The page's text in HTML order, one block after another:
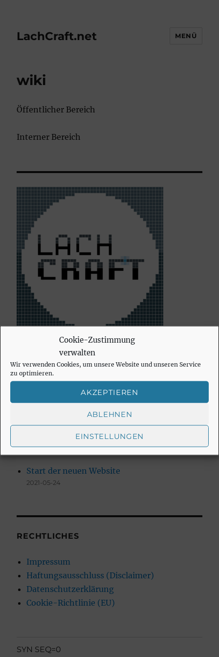
Cookie-Zustimmung
verwalten
Wir verwenden Cookies, um unsere Website und unseren Service
zu optimieren.
AKZEPTIEREN
ABLEHNEN
EINSTELLUNGEN
LachCraft.net MENÜ
wiki
Öffentlicher Bereich
Interner Bereich
Suchen
NEUESTE BEITRÄGE
Start der neuen Website
2021-05-24
RECHTLICHES
Impressum
Haftungsausschluss (Disclaimer)
Datenschutzerklärung
Cookie-Richtlinie (EU)
SYN SEQ=0